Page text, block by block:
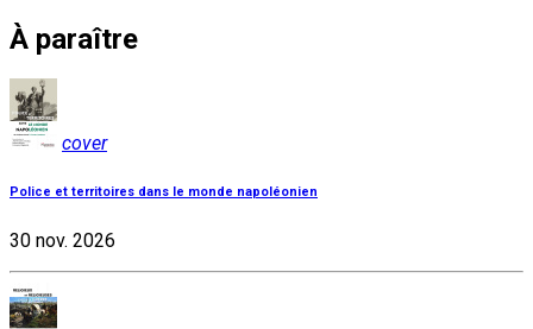
À paraître
cover
Police et territoires dans le monde napoléonien
30 nov. 2026